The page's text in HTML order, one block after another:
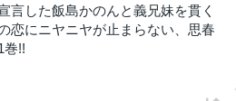
言した飯島かのんと義兄妹を貫く
恋にニヤニヤが止まらない、思春
巻!!